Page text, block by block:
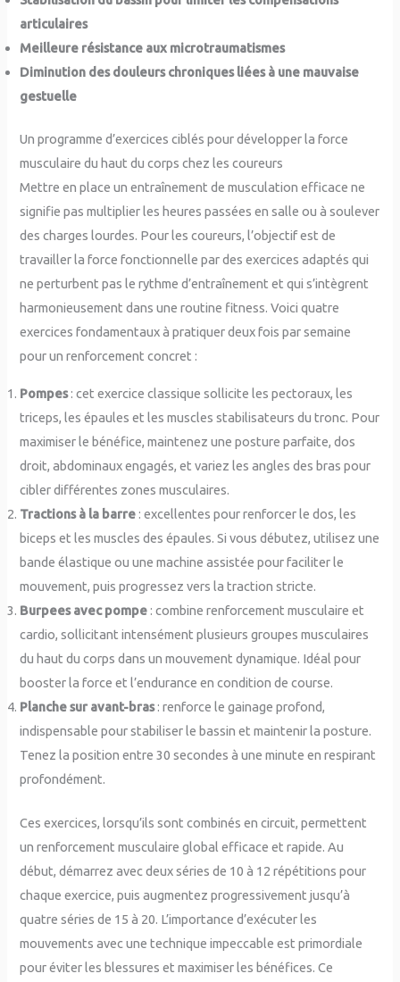
articulaires
Meilleure résistance aux microtraumatismes
Diminution des douleurs chroniques liées à une mauvaise
gestuelle
Un programme d’exercices ciblés pour développer la force
musculaire du haut du corps chez les coureurs
Mettre en place un entraînement de musculation efficace ne
signifie pas multiplier les heures passées en salle ou à soulever
des charges lourdes. Pour les coureurs, l’objectif est de
travailler la force fonctionnelle par des exercices adaptés qui
ne perturbent pas le rythme d’entraînement et qui s’intègrent
harmonieusement dans une routine fitness. Voici quatre
exercices fondamentaux à pratiquer deux fois par semaine
pour un renforcement concret :
Pompes: cet exercice classique sollicite les pectoraux, les
triceps, les épaules et les muscles stabilisateurs du tronc. Pour
maximiser le bénéfice, maintenez une posture parfaite, dos
droit, abdominaux engagés, et variez les angles des bras pour
cibler différentes zones musculaires.
Tractions à la barre : excellentes pour renforcer le dos, les
biceps et les muscles des épaules. Si vous débutez, utilisez une
bande élastique ou une machine assistée pour faciliter le
mouvement, puis progressez vers la traction stricte.
Burpees avec pompe : combine renforcement musculaire et
cardio, sollicitant intensément plusieurs groupes musculaires
du haut du corps dans un mouvement dynamique. Idéal pour
booster la force et l’endurance en condition de course.
Planche sur avant-bras: renforce le gainage profond,
indispensable pour stabiliser le bassin et maintenir la posture.
Tenez la position entre 30 secondes à une minute en respirant
profondément.
Ces exercices, lorsqu’ils sont combinés en circuit, permettent
un renforcement musculaire global efficace et rapide. Au
début, démarrez avec deux séries de 10 à 12 répétitions pour
chaque exercice, puis augmentez progressivement jusqu’à
quatre séries de 15 à 20. L’importance d’exécuter les
mouvements avec une technique impeccable est primordiale
pour éviter les blessures et maximiser les bénéfices. Ce